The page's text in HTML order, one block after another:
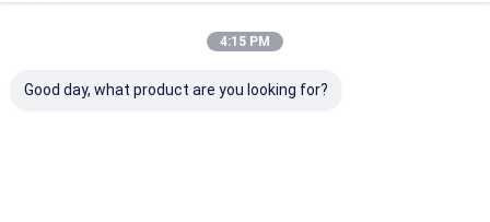
4:15 PM
Good day, what product are you looking for?